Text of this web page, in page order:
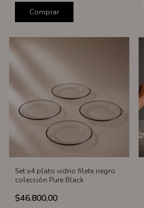
Comprar
Set x4 plato vidrio filete negro
colección Pure Black
$46.800,00